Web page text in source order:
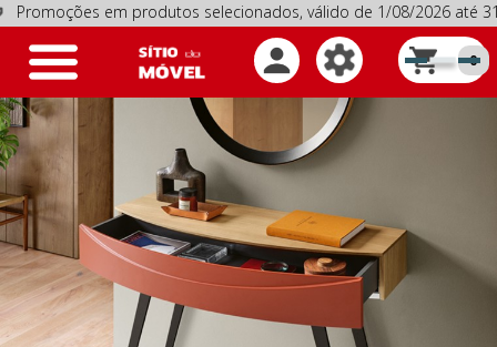
em produtos selecionados, válido de 1/08/2026 até 31/
Toggle
navigation 0